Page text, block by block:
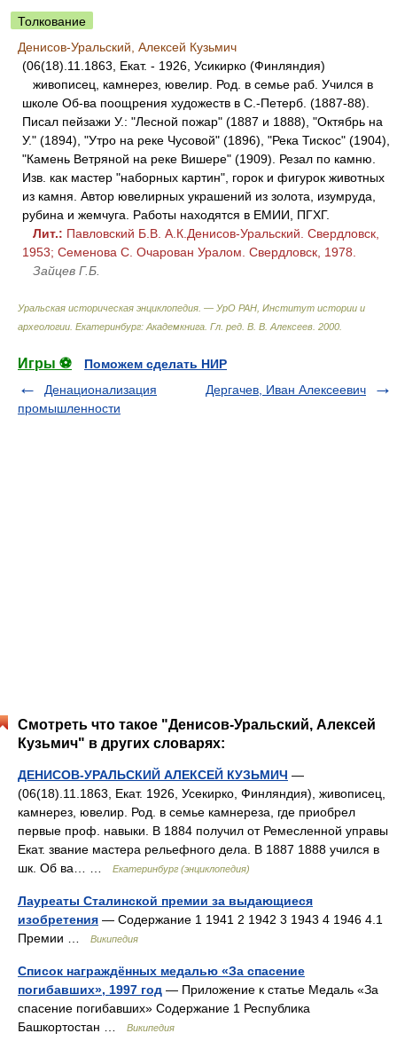
Толкование
Денисов-Уральский, Алексей Кузьмич
(06(18).11.1863, Екат. - 1926, Усикирко (Финляндия)
живописец, камнерез, ювелир. Род. в семье раб. Учился в
школе Об-ва поощрения художеств в С.-Петерб. (1887-88).
Писал пейзажи У.: "Лесной пожар" (1887 и 1888), "Октябрь на
У." (1894), "Утро на реке Чусовой" (1896), "Река Тискос" (1904),
"Камень Ветряной на реке Вишере" (1909). Резал по камню.
Изв. как мастер "наборных картин", горок и фигурок животных
из камня. Автор ювелирных украшений из золота, изумруда,
рубина и жемчуга. Работы находятся в ЕМИИ, ПГХГ.
Лит.: Павловский Б.В. А.К.Денисов-Уральский. Свердловск,
1953; Семенова С. Очарован Уралом. Свердловск, 1978.
Зайцев Г.Б.
Уральская историческая энциклопедия. — УрО РАН, Институт истории и
археологии. Екатеринбург: Академкнига Гл. ред. В. В. Алексеев 2000
Игры ⚽
Поможем сделать НИР
Денационализация
промышленности
Дергачев, Иван Алексеевич
Смотреть что такое "Денисов-Уральский, Алексей
Кузьмич" в других словарях:
ДЕНИСОВ-УРАЛЬСКИЙ АЛЕКСЕЙ КУЗЬМИЧ —
(06(18).11.1863, Екат. 1926, Усекирко, Финляндия), живописец,
камнерез, ювелир. Род. в семье камнереза, где приобрел
первые проф. навыки. В 1884 получил от Ремесленной управы
Екат. звание мастера рельефного дела. В 1887 1888 учился в
шк. Об ва… …
Екатеринбург (энциклопедия)
Лауреаты Сталинской премии за выдающиеся
изобретения — Содержание 1 1941 2 1942 3 1943 4 1946 4.1
Премии …
Википедия
Список награждённых медалью «За спасение
погибавших», 1997 год — Приложение к статье Медаль «За
спасение погибавших» Содержание 1 Республика
Башкортостан …
Википедия